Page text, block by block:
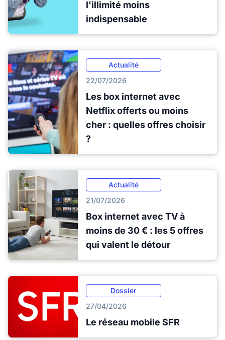
l'illimité moins
indispensable
Actualité
22/07/2026
Les box internet avec
Netflix offerts ou moins
cher : quelles offres choisir
?
Actualité
21/07/2026
Box internet avec TV à
moins de 30 € : les 5 offres
qui valent le détour
Dossier
27/04/2026
Le réseau mobile SFR